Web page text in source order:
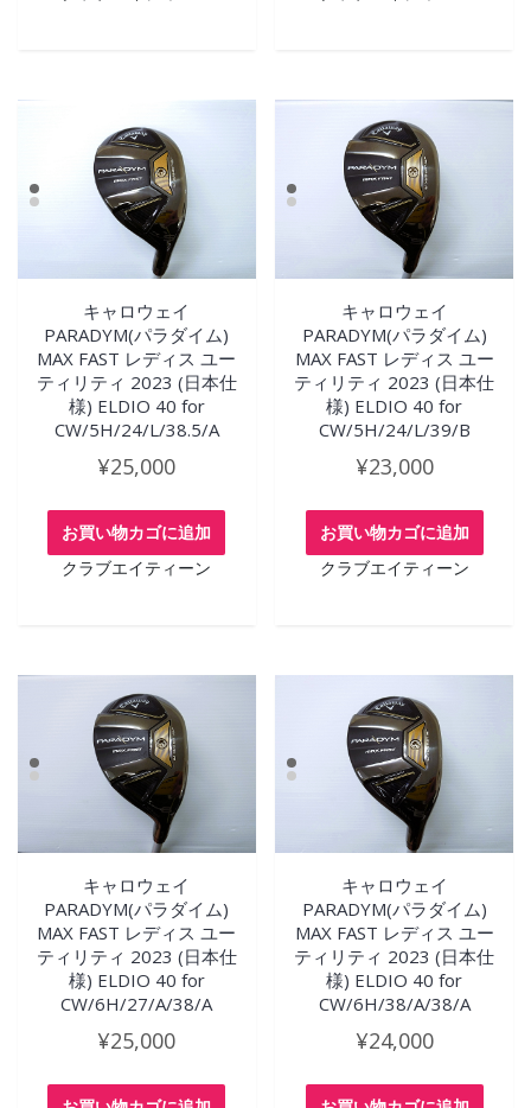
キャロウェイ
PARADYM(パラダイム)
MAX FAST レディス ユー
ティリティ 2023 (日本仕
様) ELDIO 40 for
CW/5H/24/L/38.5/A
¥25,000
お買い物カゴに追加
クラブエイティーン
キャロウェイ
PARADYM(パラダイム)
MAX FAST レディス ユー
ティリティ 2023 (日本仕
様) ELDIO 40 for
CW/5H/24/L/39/B
¥23,000
お買い物カゴに追加
クラブエイティーン
キャロウェイ
PARADYM(パラダイム)
MAX FAST レディス ユー
ティリティ 2023 (日本仕
様) ELDIO 40 for
CW/6H/27/A/38/A
¥25,000
キャロウェイ
PARADYM(パラダイム)
MAX FAST レディス ユー
ティリティ 2023 (日本仕
様) ELDIO 40 for
CW/6H/38/A/38/A
¥24,000